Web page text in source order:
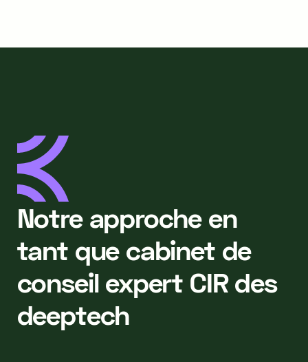
Notre approche en
tant que cabinet de
conseil expert CIR des
deeptech